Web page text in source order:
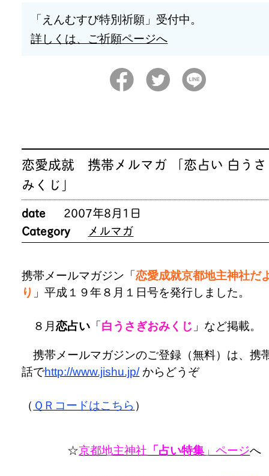
「えんむすび特別祈願」受付中。
詳しくは、ご祈願ページへ
恋愛成就 携帯メルマガ 「恋占い 白う
みくじ」
date
2007年8月1日
Category
メルマガ
携帯メールマガジン「恋愛成就京都地主神社だ
り 」平成１９年８月１日号を発行しました。
８月恋占い 「白うさぎおみくじ 」など掲載。
携帯メールマガジンのご登録（無料）は、携
話でhttp://www.jishu.jp/からどうぞ
（ ＱＲコードはこちら ）
☆京都地主神社 「占い特集 」ページ